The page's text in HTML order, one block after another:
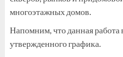
многоэтажных домов.
Напомним, что данная работа
утвержденного графика.